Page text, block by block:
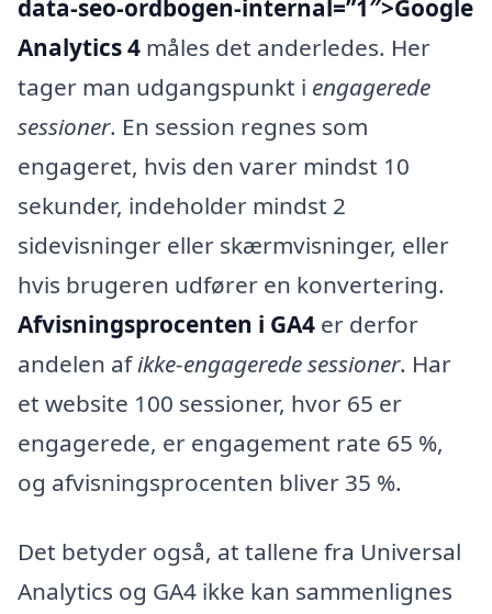
data-seo-ordbogen-internal=”1″>Google
Analytics 4 måles det anderledes. Her
tager man udgangspunkt i engagerede
sessioner. En session regnes som
engageret, hvis den varer mindst 10
sekunder, indeholder mindst 2
sidevisninger eller skærmvisninger, eller
hvis brugeren udfører en konvertering.
Afvisningsprocenten i GA4 er derfor
andelen afikke-engagerede sessioner. Har
et website 100 sessioner, hvor 65 er
engagerede, er engagement rate 65 %,
og afvisningsprocenten bliver 35 %.
Det betyder også, at tallene fra Universal
Analytics og GA4 ikke kan sammenlignes